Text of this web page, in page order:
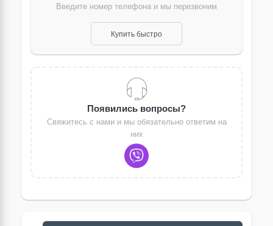
Введите номер телефона и мы перезвоним
Купить быстро
Появились вопросы?
Свяжитесь с нами и мы обязательно ответим на
них